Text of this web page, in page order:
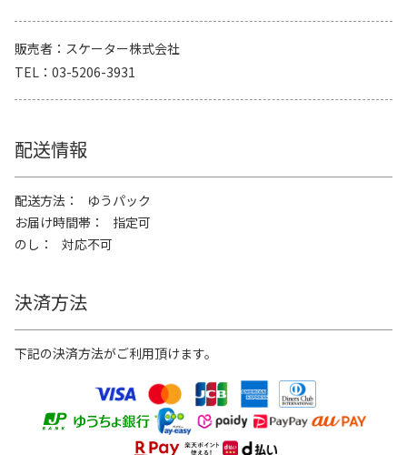
販売者
スケーター株式会社
TEL
03-5206-3931
配送情報
配送方法
ゆうパック
お届け時間帯
指定可
のし
対応不可
決済方法
下記の決済方法がご利用頂けます。